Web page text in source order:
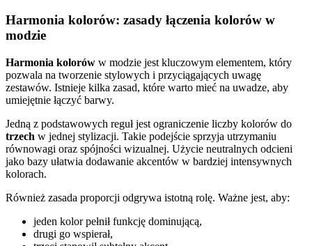
Harmonia kolorów: zasady łączenia kolorów w
modzie
Harmonia kolorów w modzie jest kluczowym elementem, który
pozwala na tworzenie stylowych i przyciągających uwagę
zestawów. Istnieje kilka zasad, które warto mieć na uwadze, aby
umiejętnie łączyć barwy.
Jedną z podstawowych reguł jest ograniczenie liczby kolorów do
trzech w jednej stylizacji. Takie podejście sprzyja utrzymaniu
równowagi oraz spójności wizualnej. Użycie neutralnych odcieni
jako bazy ułatwia dodawanie akcentów w bardziej intensywnych
kolorach.
Również zasada proporcji odgrywa istotną rolę. Ważne jest, aby:
jeden kolor pełnił funkcję dominującą,
drugi go wspierał,